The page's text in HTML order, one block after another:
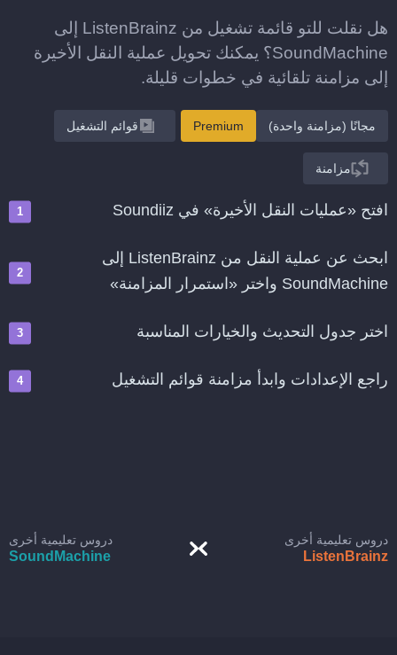
هل نقلت للتو قائمة تشغيل من ListenBrainz إلى
SoundMachine؟ يمكنك تحويل عملية النقل الأخيرة
إلى مزامنة تلقائية في خطوات قليلة.
مجانًا (مزامنة واحدة) Premium قوائم التشغيل
مزامنة
افتح «عمليات النقل الأخيرة» في Soundiiz
ابحث عن عملية النقل من ListenBrainz إلى
SoundMachine واختر «استمرار المزامنة»
اختر جدول التحديث والخيارات المناسبة
راجع الإعدادات وابدأ مزامنة قوائم التشغيل
دروس تعليمية أخرى
ListenBrainz
دروس تعليمية أخرى
SoundMachine